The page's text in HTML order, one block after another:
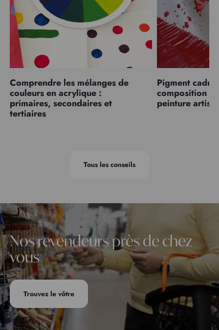
Comprendre les mélanges de
couleurs en acrylique :
primaires, secondaires et
tertiaires
Pigment
composition
peinture
Tous les conseils
Nos revendeurs près de chez
vous
Trouvez le vôtre